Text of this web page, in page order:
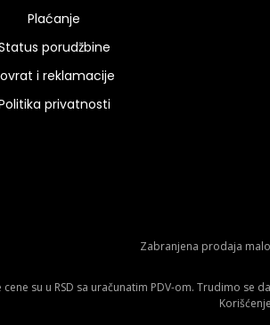
Plaćanje
porudžbine
i reklamacije
privatnosti
Zabranjena prodaja
cene su u RSD sa uračunatim PDV-om. Trudimo